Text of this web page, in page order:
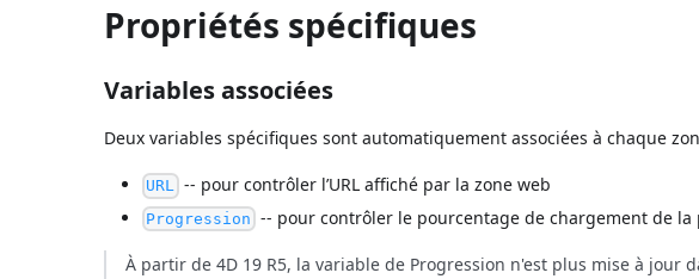
Propriétés spécifiques
Variables associées
Deux variables spécifiques sont automatiquement associées à chaque
URL -- pour contrôler l’URL affiché par la zone web
Progression -- pour contrôler le pourcentage de chargement de la
À partir de 4D 19 R5, la variable de Progression n'est plus mise à jour